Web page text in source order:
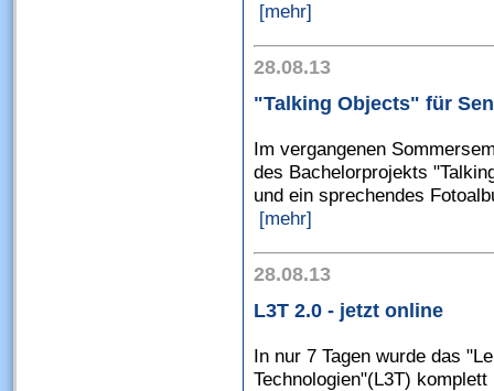
[mehr]
28.08.13
"Talking Objects" für
Im vergangenen
des Bachelorprojekts
und ein sprechendes
[mehr]
28.08.13
L3T 2.0 - jetzt online
In nur 7 Tagen wurde das
Technologien"(L3T)